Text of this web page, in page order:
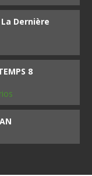
La Dernière
8